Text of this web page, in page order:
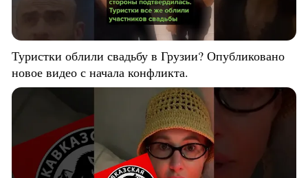
Туристки облили свадьбу в Грузии? Опубликовано
новое видео с начала конфликта.